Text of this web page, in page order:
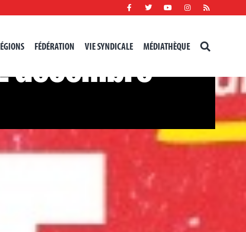
FÉDÉRATION VIE SYNDICALE MÉDIATHÈQUE RECHERCHER
décembre